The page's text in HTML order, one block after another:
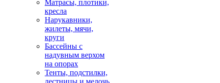
Матрасы, плотики,
кресла
Нарукавники,
жилеты, мячи,
круги
Бассейны с
надувным верхом
на опорах
Тенты, подстилки,
лестницы и мелочь